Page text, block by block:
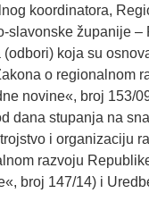
koordinatora,
slavonske županije –
(odbori) koja su
o regionalnom
novine«, broj 153/
dana stupanja na
i organizaciju
razvoju
broj 147/14) i